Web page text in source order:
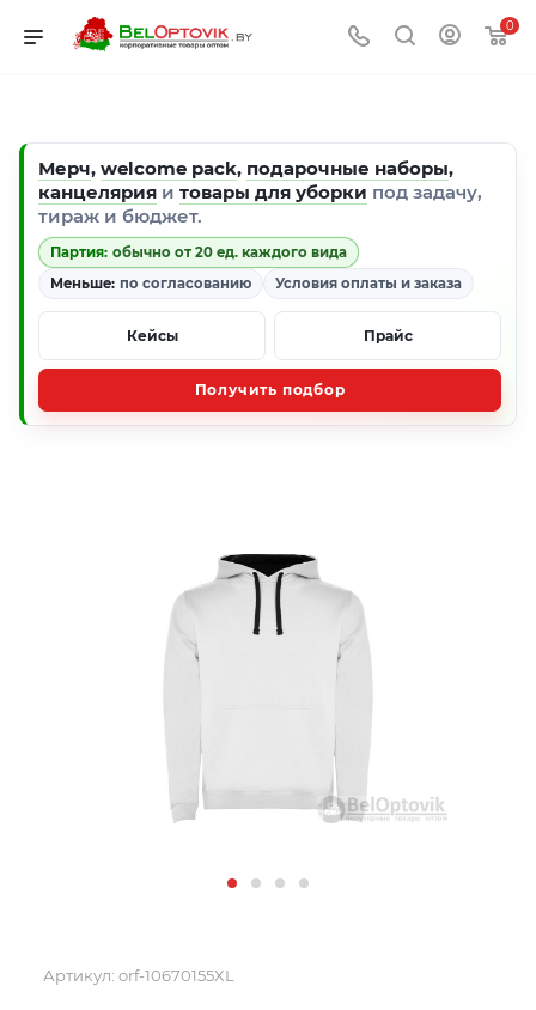
0
Мерч, welcome pack, подарочные наборы,
канцелярия и товары для уборки под задачу,
тираж и бюджет.
Партия: обычно от 20 ед. каждого вида
Меньше: по согласованию Условия оплаты и заказа
Кейсы Прайс
Получить подбор
Артикул: orf-10670155XL